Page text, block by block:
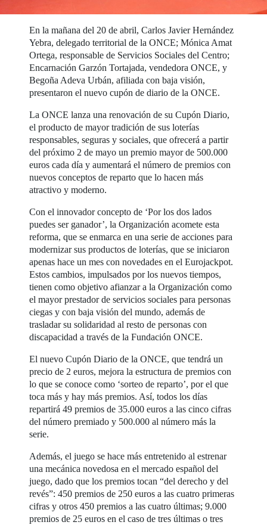
En la mañana del 20 de abril, Carlos Javier Hernández
Yebra, delegado territorial de la ONCE; Mónica Amat
Ortega, responsable de Servicios Sociales del Centro;
Encarnación Garzón Tortajada, vendedora ONCE, y
Begoña Adeva Urbán, afiliada con baja visión,
presentaron el nuevo cupón de diario de la ONCE.
La ONCE lanza una renovación de su Cupón Diario,
el producto de mayor tradición de sus loterías
responsables, seguras y sociales, que ofrecerá a partir
del próximo 2 de mayo un premio mayor de 500.000
euros cada día y aumentará el número de premios con
nuevos conceptos de reparto que lo hacen más
atractivo y moderno.
Con el innovador concepto de ‘Por los dos lados
puedes ser ganador’, la Organización acomete esta
reforma, que se enmarca en una serie de acciones para
modernizar sus productos de loterías, que se iniciaron
apenas hace un mes con novedades en el Eurojackpot.
Estos cambios, impulsados por los nuevos tiempos,
tienen como objetivo afianzar a la Organización como
el mayor prestador de servicios sociales para personas
ciegas y con baja visión del mundo, además de
trasladar su solidaridad al resto de personas con
discapacidad a través de la Fundación ONCE.
El nuevo Cupón Diario de la ONCE, que tendrá un
precio de 2 euros, mejora la estructura de premios con
lo que se conoce como ‘sorteo de reparto’, por el que
toca más y hay más premios. Así, todos los días
repartirá 49 premios de 35.000 euros a las cinco cifras
del número premiado y 500.000 al número más la
serie.
Además, el juego se hace más entretenido al estrenar
una mecánica novedosa en el mercado español del
juego, dado que los premios tocan “del derecho y del
revés”: 450 premios de 250 euros a las cuatro primeras
cifras y otros 450 premios a las cuatro últimas; 9.000
premios de 25 euros en el caso de tres últimas o tres